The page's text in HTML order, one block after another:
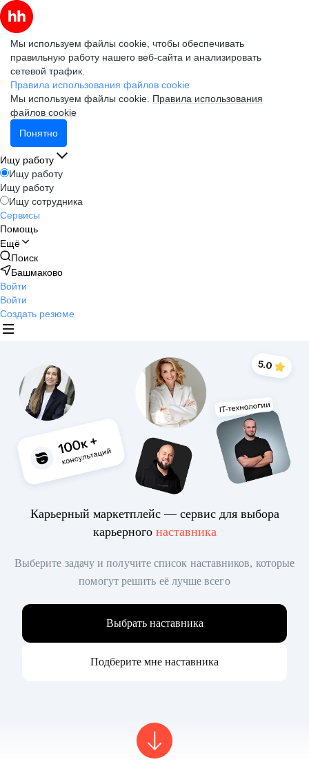
Мы используем файлы cookie, чтобы обеспечивать
правильную работу нашего веб-сайта и анализировать
сетевой трафик.
Правила использования файлов cookie
Мы используем файлы cookie. Правила использования
файлов cookie
Понятно
Ищу работу
Ищу работу
Ищу работу
Ищу сотрудника
Сервисы
Помощь
Ещё
Поиск
Башмаково
Войти
Войти
Создать резюме
Карьерный маркетплейс — сервис для выбора
карьерного наставника
Выберите задачу и получите список наставников, которые
помогут решить её лучше всего
Выбрать наставника
Подберите мне наставника